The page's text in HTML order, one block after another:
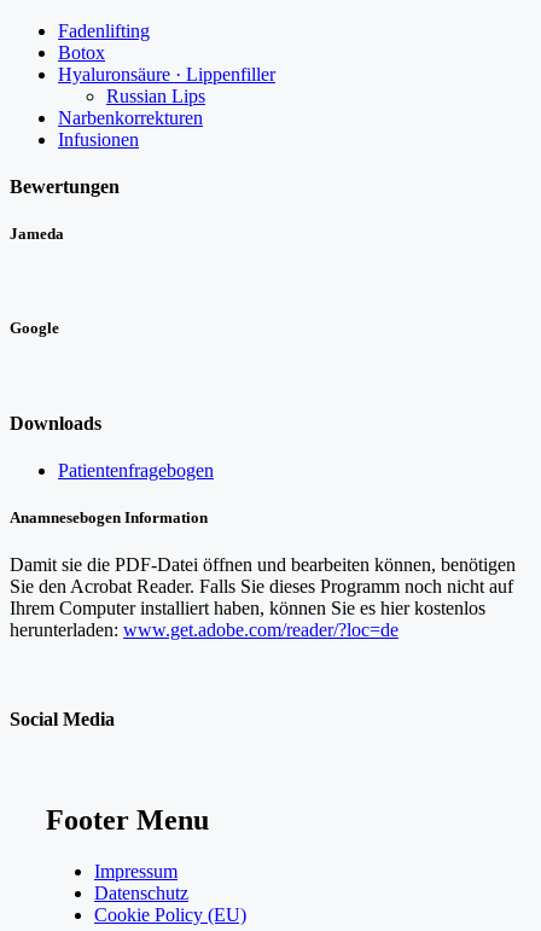
Fadenlifting
Botox
Hyaluronsäure · Lippenfiller
Russian Lips
Narbenkorrekturen
Infusionen
Bewertungen
Jameda
Google
Downloads
Patientenfragebogen
Anamnesebogen Information
Damit sie die PDF-Datei öffnen und bearbeiten können, benötigen
Sie den Acrobat Reader. Falls Sie dieses Programm noch nicht auf
Ihrem Computer installiert haben, können Sie es hier kostenlos
herunterladen: www.get.adobe.com/reader/?loc=de
Social Media
Footer Menu
Impressum
Datenschutz
Cookie Policy (EU)